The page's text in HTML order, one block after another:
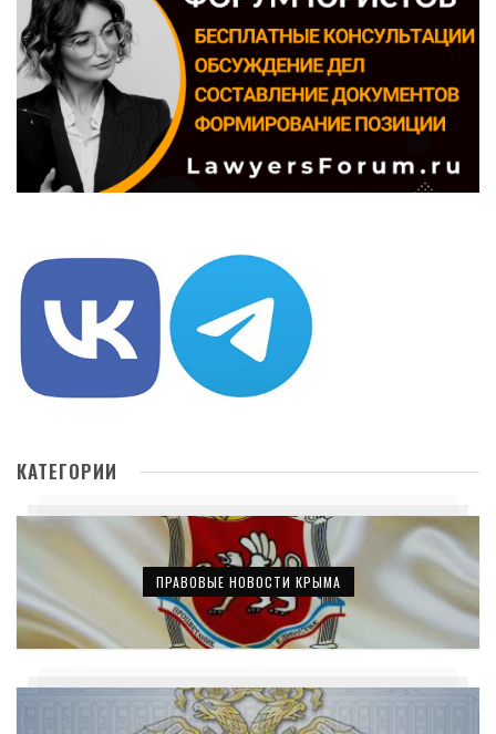
КАТЕГОРИИ
ПРАВОВЫЕ НОВОСТИ КРЫМА